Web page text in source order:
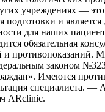
учреждениях — это
подготовки и
для наших
обязательная
и противопоказаний.
законом
Имеются
специалиста. —
ARclinic.